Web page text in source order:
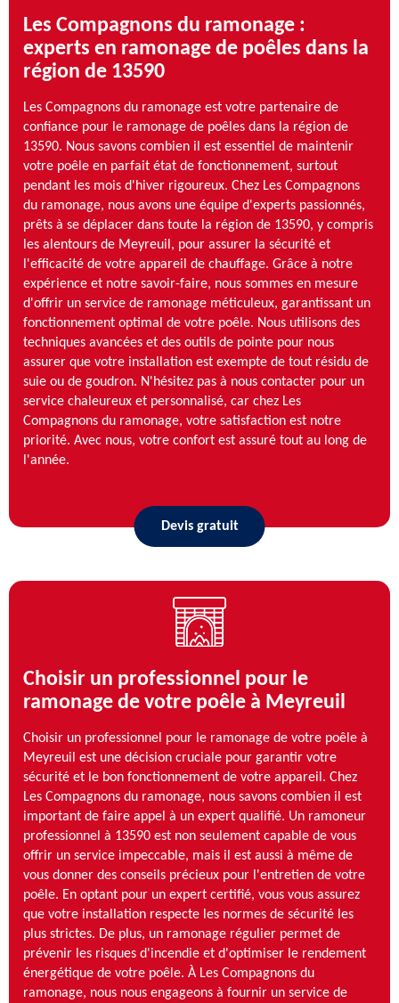
Les Compagnons du ramonage :
experts en ramonage de poêles dans la
région de 13590
Les Compagnons du ramonage est votre partenaire de
confiance pour le ramonage de poêles dans la région de
13590. Nous savons combien il est essentiel de maintenir
votre poêle en parfait état de fonctionnement, surtout
pendant les mois d'hiver rigoureux. Chez Les Compagnons
du ramonage, nous avons une équipe d'experts passionnés,
prêts à se déplacer dans toute la région de 13590, y compris
les alentours de Meyreuil, pour assurer la sécurité et
l'efficacité de votre appareil de chauffage. Grâce à notre
expérience et notre savoir-faire, nous sommes en mesure
d'offrir un service de ramonage méticuleux, garantissant un
fonctionnement optimal de votre poêle. Nous utilisons des
techniques avancées et des outils de pointe pour nous
assurer que votre installation est exempte de tout résidu de
suie ou de goudron. N'hésitez pas à nous contacter pour un
service chaleureux et personnalisé, car chez Les
Compagnons du ramonage, votre satisfaction est notre
priorité. Avec nous, votre confort est assuré tout au long de
l'année.
Devis gratuit
Choisir un professionnel pour le
ramonage de votre poêle à Meyreuil
Choisir un professionnel pour le ramonage de votre poêle à
Meyreuil est une décision cruciale pour garantir votre
sécurité et le bon fonctionnement de votre appareil. Chez
Les Compagnons du ramonage, nous savons combien il est
important de faire appel à un expert qualifié. Un ramoneur
professionnel à 13590 est non seulement capable de vous
offrir un service impeccable, mais il est aussi à même de
vous donner des conseils précieux pour l'entretien de votre
poêle. En optant pour un expert certifié, vous vous assurez
que votre installation respecte les normes de sécurité les
plus strictes. De plus, un ramonage régulier permet de
prévenir les risques d'incendie et d'optimiser le rendement
énergétique de votre poêle. À Les Compagnons du
ramonage, nous nous engageons à fournir un service de